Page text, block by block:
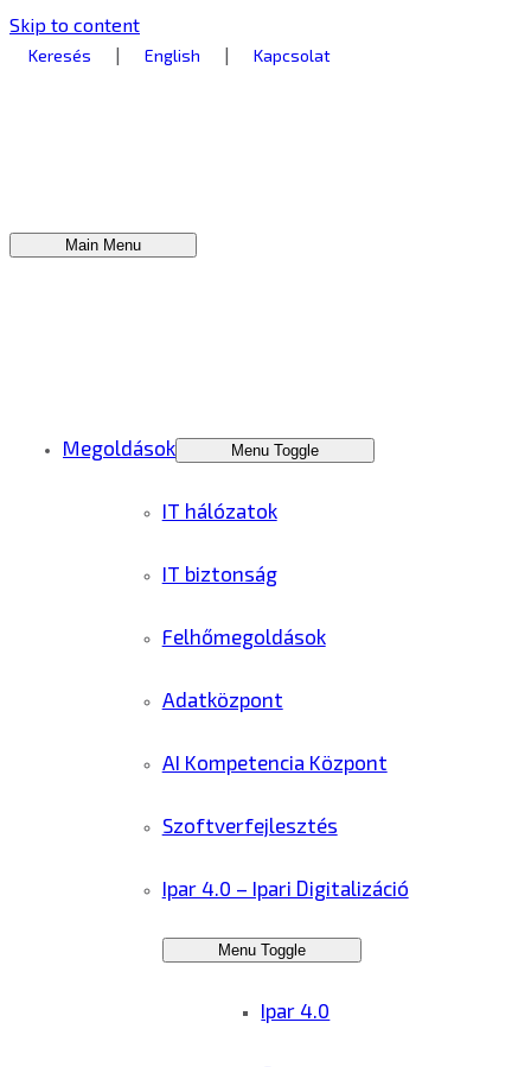
Skip to content
Keresés | English | Kapcsolat
Main Menu
Megoldások Menu Toggle
IT hálózatok
IT biztonság
Felhőmegoldások
Adatközpont
AI Kompetencia Központ
Szoftverfejlesztés
Ipar 4.0 – Ipari Digitalizáció
Menu Toggle
Ipar 4.0